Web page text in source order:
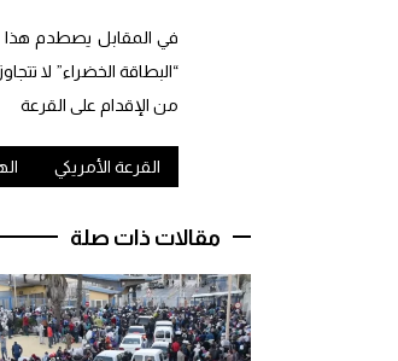
في المقابل يصطدم هذا
من الإقدام على القرعة
القرعة الأمريكي
مقالات ذات صلة